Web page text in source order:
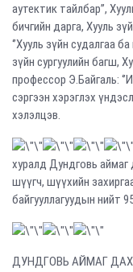
аутектик тайлбар’’,
бичгийн дарга, Хууль
‘’Хууль зүйн судалгаа
зүйн сургуулийн багш,
профессор Э.Байгаль:
сэргээн хэрэглэх
хэлэлцэв.
хуралд Дундговь
шүүгч, шүүхийн
байгууллагуудын нийт
ДУНДГОВЬ АЙМАГ